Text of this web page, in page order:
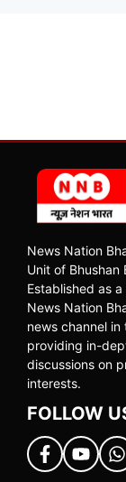
News Nation
Unit of Bhushan
Established as
News Nation
news channel
providing in-
discussions on
interests.
FOLLOW